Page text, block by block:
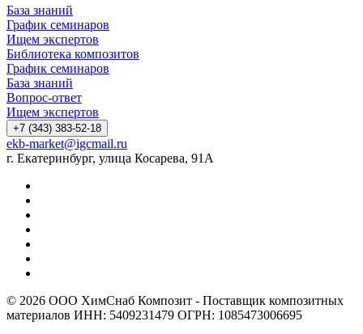
База знаний
График семинаров
Ищем экспертов
Библиотека композитов
График семинаров
База знаний
Вопрос-ответ
Ищем экспертов
+7 (343) 383-52-18
ekb-market@igcmail.ru
г. Екатеринбург, улица Косарева, 91А
© 2026 ООО ХимСнаб Композит - Поставщик композитных
материалов ИНН: 5409231479 ОГРН: 1085473006695